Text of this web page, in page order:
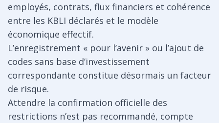
employés, contrats, flux financiers et cohérence
entre les KBLI déclarés et le modèle
économique effectif.
L’enregistrement « pour l’avenir » ou l’ajout de
codes sans base d’investissement
correspondante constitue désormais un facteur
de risque.
Attendre la confirmation officielle des
restrictions n’est pas recommandé, compte